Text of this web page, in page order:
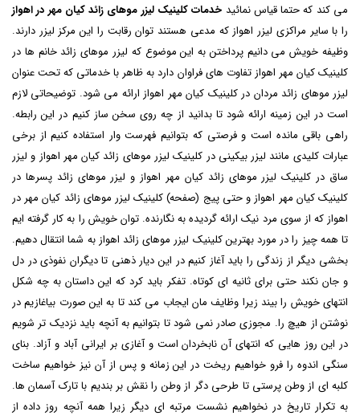
می کند که حتما قیاس نمائید خدمات کلینیک لیزر موهای زائد کیان مهر در اهواز
را با سایر مراکزی لیزر اهواز که مدعی هستند توان رقابت را این مرکز لیزر دارند.
وظیفه خویش می دانیم پرداختن به این موضوع که لیزر موهای زائد خانم ها در
کلینیک کیان مهر اهواز تفاوت های فراوان دارد به ظاهر با خدماتی که تحت عنوان
لیزر موهای زائد مردان در کلینیک کیان مهر اهواز ارائه می شود. توضیحاتی لازم
است در این زمینه ارائه شود تا بدانید از چه روی سخن ساز کنیم در این رابطه.
راهی باقی مانده است و فرصتی که بتوانیم فهرست وار استفاده کنیم از برخی
عبارات کلیدی مانند لیزر بیکینی در کلینیک لیزر موهای زائد کیان مهر اهواز و لیزر
ساق در کلینیک لیزر موهای زائد کیان مهر اهواز و لیزر موهای زائد پسرها در
کلینیک کیان مهر اهواز و حتی پیج (صفحه) کلینیک لیزر موهای زائد کیان مهر در
اهواز که از سوی مرد نیک ارائه گردیده به نگارنده. توان خویش را به کار گرفته ایم
تا همه چیز را در مورد بهترین کلینیک لیزر موهای زائد اهواز به شما انتقال دهیم.
بخشی دیگر از زندگی را باید آغاز کنیم در این دیار ذهنی تا دیگران نفوذی در دل
و جان نکند حتی برای ثانیه ای کوتاه. تفکر باید کرد که این داستان به چه شکل
انتهای خویش را بیند زیرا وظایف مان ایجاب می کند تا به این صورت بیاغازیم در
نوشتن از هیچ را. مجوزی صادر نمی شود تا بتوانیم به آنچه باید نزدیک تر شویم
در این روز هایی که انتهای آن نابخردان است و آغازی بر ایرانی آباد و آزاد. بنای
سنگی اندوه را فرو خواهیم ریخت در این زمانه و پس از آن نیز خواهیم ساخت
کلبه ای از وطن پرستی تا طرحی دگر از وطن را نقش بر بندیم با تارک آسمان ها.
به تکرار تاریخ در نخواهیم نشست مرتبه ای دیگر زیرا همه آنچه روز داده از